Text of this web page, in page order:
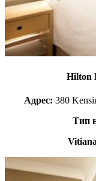
Hilton
Адрес: 380
Тип